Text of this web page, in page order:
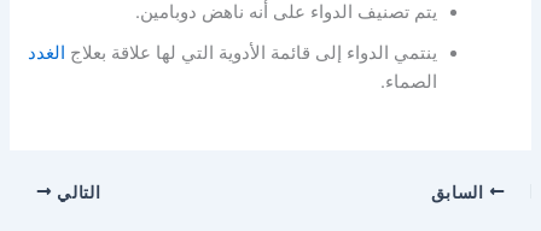
يتم تصنيف الدواء على أنه ناهض دوبامين.
ينتمي الدواء إلى قائمة الأدوية التي لها علاقة بعلاج الغدد
الصماء.
السابق التالي